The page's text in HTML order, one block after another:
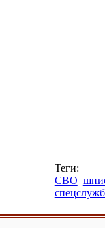
Теги:
СВО